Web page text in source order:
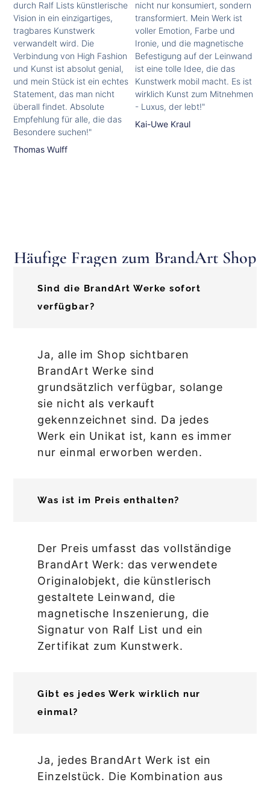
durch Ralf Lists künstlerische
Vision in ein einzigartiges,
tragbares Kunstwerk
verwandelt wird. Die
Verbindung von High Fashion
und Kunst ist absolut genial,
und mein Stück ist ein echtes
Statement, das man nicht
überall findet. Absolute
Empfehlung für alle, die das
Besondere suchen!"
Thomas Wulff
nicht nur konsumiert, sondern
transformiert. Mein Werk ist
voller Emotion, Farbe und
Ironie, und die magnetische
Befestigung auf der Leinwand
ist eine tolle Idee, die das
Kunstwerk mobil macht. Es ist
wirklich Kunst zum Mitnehmen
- Luxus, der lebt!"
Kai-Uwe Kraul
Häufige Fragen zum BrandArt Shop
Sind die BrandArt Werke sofort
verfügbar?
Ja, alle im Shop sichtbaren
BrandArt Werke sind
grundsätzlich verfügbar, solange
sie nicht als verkauft
gekennzeichnet sind. Da jedes
Werk ein Unikat ist, kann es immer
nur einmal erworben werden.
Was ist im Preis enthalten?
Der Preis umfasst das vollständige
BrandArt Werk: das verwendete
Originalobjekt, die künstlerisch
gestaltete Leinwand, die
magnetische Inszenierung, die
Signatur von Ralf List und ein
Zertifikat zum Kunstwerk.
Gibt es jedes Werk wirklich nur
einmal?
Ja, jedes BrandArt Werk ist ein
Einzelstück. Die Kombination aus